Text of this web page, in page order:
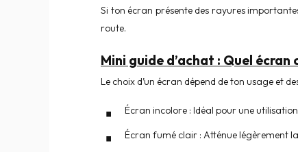
Si ton écran présente des rayures
route.
Mini guide d’achat : Quel écran
Le choix d’un écran dépend de ton usage et
Écran incolore : Idéal pour une
Écran fumé clair : Atténue légèrement